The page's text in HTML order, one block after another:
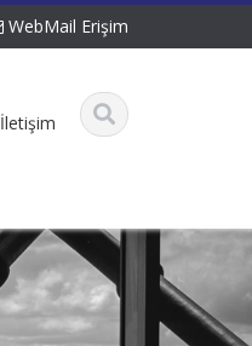
WebMail Erişim
İletişim